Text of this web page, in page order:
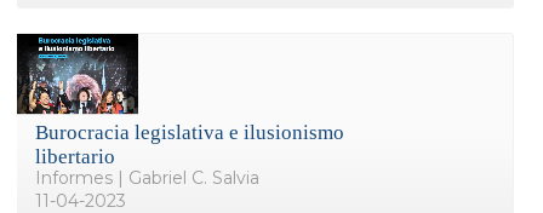
Burocracia legislativa e ilusionismo
libertario
Informes | Gabriel C. Salvia
11-04-2023